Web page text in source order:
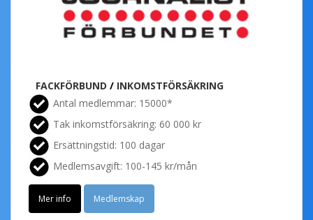
FACKFÖRBUND / INKOMSTFÖRSÄKRING
Antal medlemmar: 15000*
Tak inkomstförsäkring: 60 000 kr
Ersättningstid: 100 dagar
Medlemsavgift: 100-145 kr/mån
Mer info Medlemskap